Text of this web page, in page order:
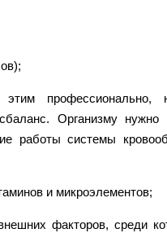
профессионально,
Организму нужно
работы системы
и микроэлементов;
факторов, среди